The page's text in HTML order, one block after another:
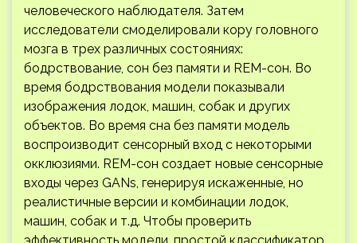
человеческого наблюдателя. Затем
исследователи смоделировали кору головного
мозга в трех различных состояниях:
бодрствование, сон без памяти и REM-сон. Во
время бодрствования модели показывали
изображения лодок, машин, собак и других
объектов. Во время сна без памяти модель
воспроизводит сенсорный вход с некоторыми
окклюзиями. REM-сон создает новые сенсорные
входы через GANs, генерируя искаженные, но
реалистичные версии и комбинации лодок,
машин, собак и т.д. Чтобы проверить
эффективность модели, простой классификатор